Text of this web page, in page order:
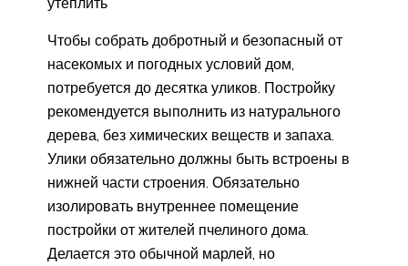
Чтобы собрать добротный и безопасный от
насекомых и погодных условий дом,
потребуется до десятка уликов. Постройку
рекомендуется выполнить из натурального
дерева, без химических веществ и запаха.
Улики обязательно должны быть встроены в
нижней части строения. Обязательно
изолировать внутреннее помещение
постройки от жителей пчелиного дома.
Делается это обычной марлей, но